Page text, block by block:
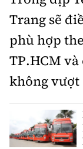
Trang sẽ
phù hợp
TP.HCM
không vượt